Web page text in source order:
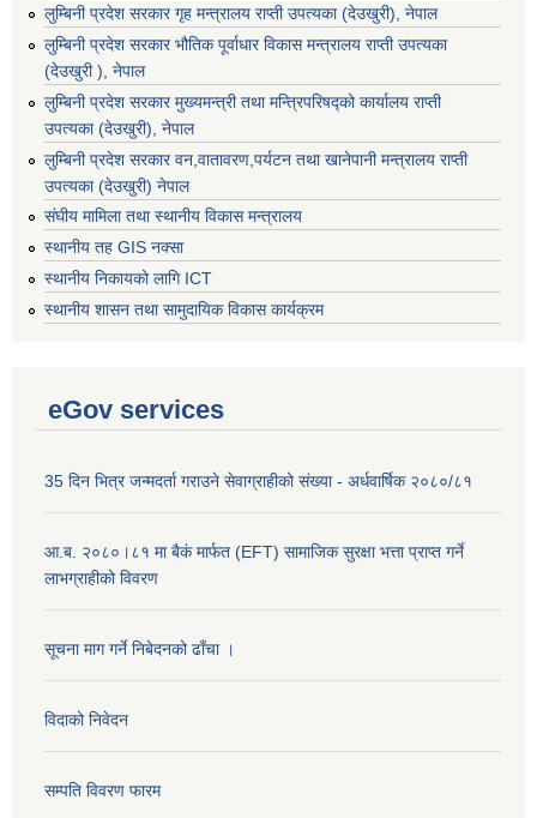
लुम्बिनी प्रदेश सरकार गृह मन्त्रालय राप्ती उपत्यका (देउखुरी), नेपाल
लुम्बिनी प्रदेश सरकार भौतिक पूर्वाधार विकास मन्त्रालय राप्ती उपत्यका
(देउखुरी ), नेपाल
लुम्बिनी प्रदेश सरकार मुख्यमन्त्री तथा मन्त्रिपरिषद्को कार्यालय राप्ती
उपत्यका (देउखुरी), नेपाल
लुम्बिनी प्रदेश सरकार वन,वातावरण,पर्यटन तथा खानेपानी मन्त्रालय राप्ती
उपत्यका (देउखुरी) नेपाल
संघीय मामिला तथा स्थानीय विकास मन्त्रालय
स्थानीय तह GIS नक्सा
स्थानीय निकायको लागि ICT
स्थानीय शासन तथा सामुदायिक विकास कार्यक्रम
eGov services
35 दिन भित्र जन्मदर्ता गराउने सेवाग्राहीको संख्या - अर्धवार्षिक २०८०/८१
आ.ब. २०८०।८१ मा बैकं मार्फत (EFT) सामाजिक सुरक्षा भत्ता प्राप्त गर्ने
लाभग्राहीको विवरण
सूचना माग गर्ने निबेदनको ढाँचा ।
विदाको निवेदन
सम्पति विवरण फारम